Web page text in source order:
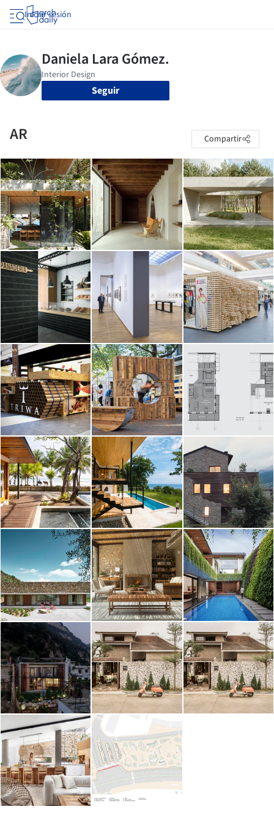
Iniciar sesión
Seguir
AR Compartir